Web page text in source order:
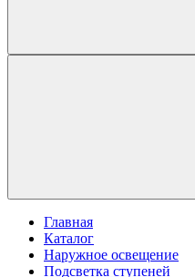
Главная
Каталог
Наружное освещение
Подсветка ступеней